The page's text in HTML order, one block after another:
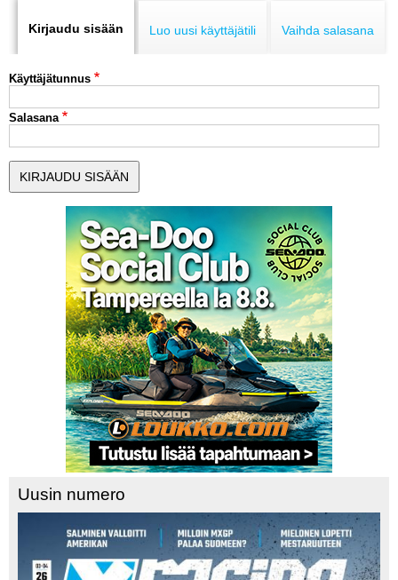
ENDURO
LUE DIGILEHDET
ASIAKASPALVELU JA
OHJEET
MEDIATIEDOT
YHTEYSTIEDOT
tabs
Kirjaudu sisään Luo uusi käyttäjätili Vaihda salasana
Käyttäjätunnus
Salasana
Uusin numero